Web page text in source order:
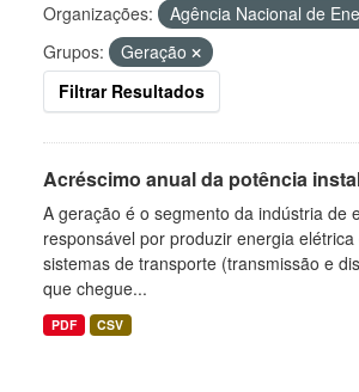
Organizações:
Agência Nacional de
Grupos:
Geração
Filtrar Resultados
Acréscimo anual da potência
A geração é o segmento da indústria de
responsável por produzir energia
sistemas de transporte (transmissão e
que chegue...
PDF CSV